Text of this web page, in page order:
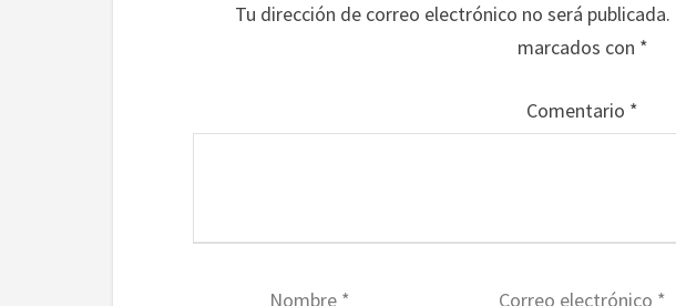
Tu dirección de correo electrónico no será publicada.
marcados con *
Comentario *
Nombre * Correo electrónico *